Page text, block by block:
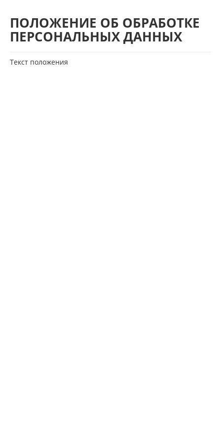
ПОЛОЖЕНИЕ ОБ ОБРАБОТКЕ
ПЕРСОНАЛЬНЫХ ДАННЫХ
Текст положения